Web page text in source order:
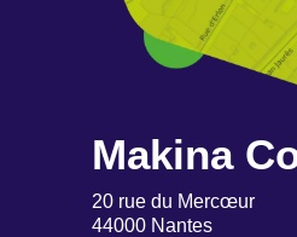
Makina
20 rue du Mercœur
44000 Nantes